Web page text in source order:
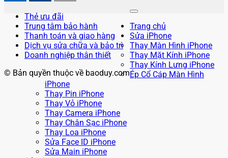
Thẻ ưu đãi
Trung tâm bảo hành
Thanh toán và giao hàng
Dịch vụ sửa chữa và bảo trì
Doanh nghiệp thân thiết
© Bản quyền thuộc về baoduy.com
Trang chủ
Sửa iPhone
Thay Màn Hình iPhone
Thay Mặt Kính iPhone
Thay Kính Lưng iPhone
Ép Cổ Cáp Màn Hình
iPhone
Thay Pin iPhone
Thay Vỏ iPhone
Thay Camera iPhone
Thay Chân Sạc iPhone
Thay Loa iPhone
Sửa Face ID iPhone
Sửa Main iPhone